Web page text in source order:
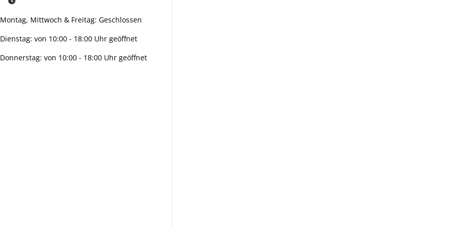
Montag, Mittwoch & Freitag: Geschlossen
Dienstag: von 10:00 - 18:00 Uhr geöffnet
Donnerstag: von 10:00 - 18:00 Uhr geöffnet